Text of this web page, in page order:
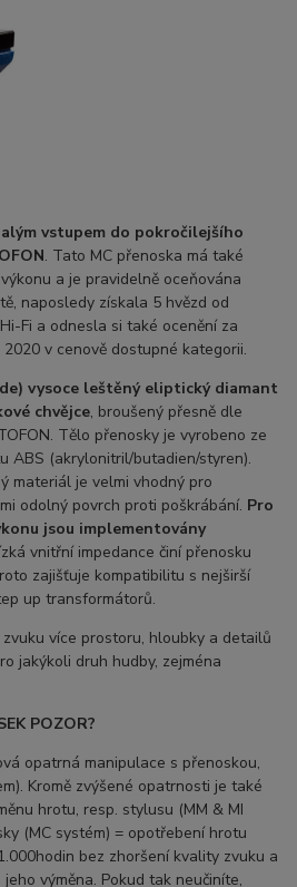
vstupem do pokročilejšího
. Tato MC přenoska má také
a je pravidelně oceňována
naposledy získala 5 hvězd od
Fi a odnesla si také ocenění za
v cenově dostupné kategorii.
vysoce leštěný eliptický diamant
chvějce, broušený přesně dle
Tělo přenosky je vyrobeno ze
ABS (akrylonitril/butadien/styren).
materiál je velmi vhodný pro
odolný povrch proti poškrábání. Pro
jsou implementovány
vnitřní impedance činí přenosku
zajišťuje kompatibilitu s nejširší
up transformátorů.
více prostoru, hloubky a detailů
jakýkoli druh hudby, zejména
POZOR?
opatrná manipulace s přenoskou,
Kromě zvýšené opatrnosti je také
hrotu, resp. stylusu (MM & MI
(MC systém) = opotřebení hrotu
bez zhoršení kvality zvuku a
výměna. Pokud tak neučiníte,